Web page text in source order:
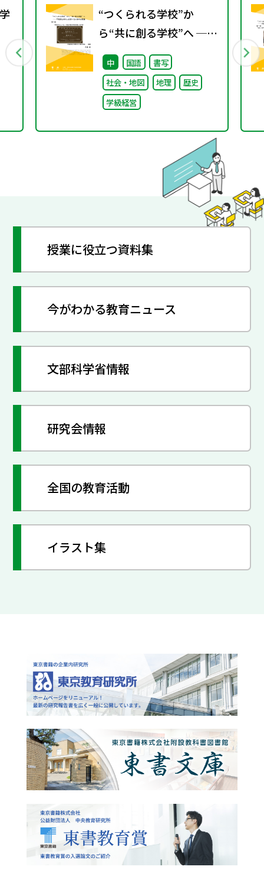
“つくられる学校”か
ら“共に創る学校”へ ──
不確実な時代に応答する
小津中の実践 第二回
「学校のコンパス」生徒
が創る学校の最上位方針
中 国語
書写
社会・地図
地理
歴史
学級経営
授業に役立つ資料集
今がわかる教育ニュース
文部科学省情報
研究会情報
全国の教育活動
イラスト集